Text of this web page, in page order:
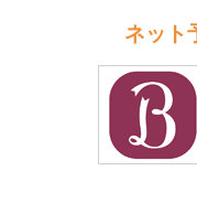
ネット